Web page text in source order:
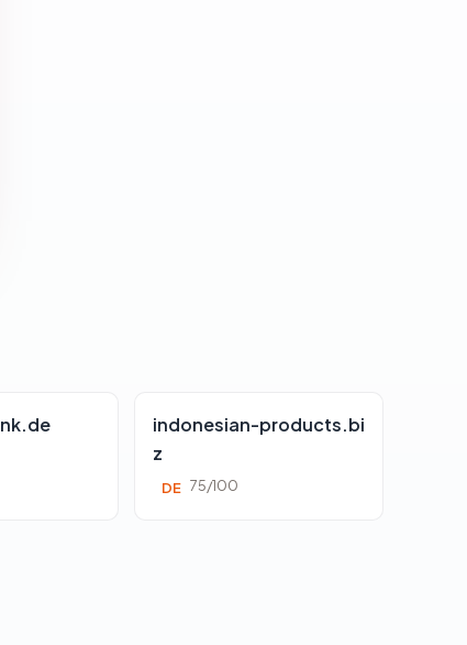
indonesian-products.bi
z
DE 75/100